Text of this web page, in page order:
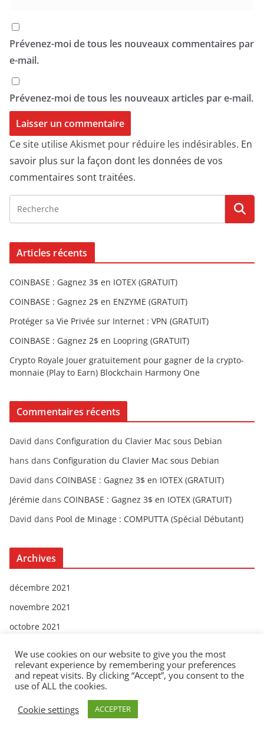
Prévenez-moi de tous les nouveaux commentaires par
e-mail.
Prévenez-moi de tous les nouveaux articles par e-mail.
Ce site utilise Akismet pour réduire les indésirables. En
savoir plus sur la façon dont les données de vos
commentaires sont traitées.
Articles récents
COINBASE : Gagnez 3$ en IOTEX (GRATUIT)
COINBASE : Gagnez 2$ en ENZYME (GRATUIT)
Protéger sa Vie Privée sur Internet : VPN (GRATUIT)
COINBASE : Gagnez 2$ en Loopring (GRATUIT)
Crypto Royale Jouer gratuitement pour gagner de la crypto-
monnaie (Play to Earn) Blockchain Harmony One
Commentaires récents
David dans Configuration du Clavier Mac sous Debian
hans dans Configuration du Clavier Mac sous Debian
David dans COINBASE : Gagnez 3$ en IOTEX (GRATUIT)
Jérémie dans COINBASE : Gagnez 3$ en IOTEX (GRATUIT)
David dans Pool de Minage : COMPUTTA (Spécial Débutant)
Archives
décembre 2021
novembre 2021
octobre 2021
avril 2021
mai 2020
décembre 2019
We use cookies on our website to give you the most
relevant experience by remembering your preferences
and repeat visits. By clicking “Accept”, you consent to the
use of ALL the cookies.
Cookie settings
ACCEPTER